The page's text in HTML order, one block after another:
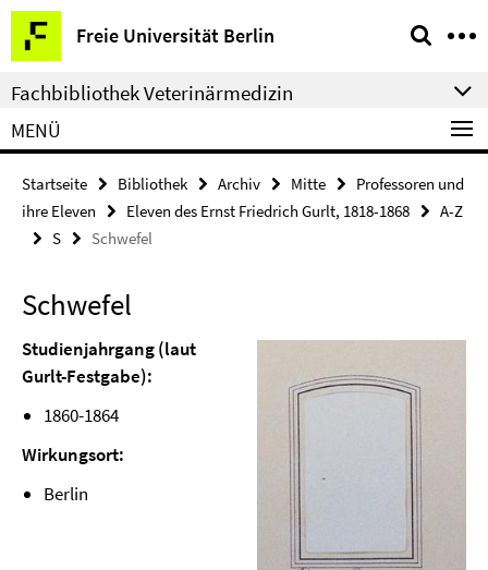
Springe
direkt
zu
Inhalt
Freie Universität Berlin
Service-
Navigation
Fachbibliothek Veterinärmedizin
MENÜ
Startseite Bibliothek Archiv Mitte
Professoren und
ihre Eleven
Eleven des Ernst Friedrich Gurlt, 1818-1868
A-Z
S
Schwefel
Schwefel
Studienjahrgang (laut
Gurlt-Festgabe):
1860-1864
Wirkungsort:
Berlin